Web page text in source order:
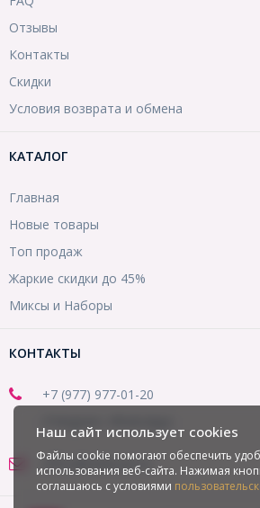
Отзывы
Контакты
Скидки
Условия возврата и обмена
КАТАЛОГ
Главная
Новые товары
Топ продаж
Жаркие скидки до 45%
Миксы и Наборы
КОНТАКТЫ
+7 (977) 977-01-20
office@mirbusin.ru
Наш сайт использует cookies
Файлы cookie помогают обеспечить
использования веб-сайта. Нажимая
соглашаюсь с условиями